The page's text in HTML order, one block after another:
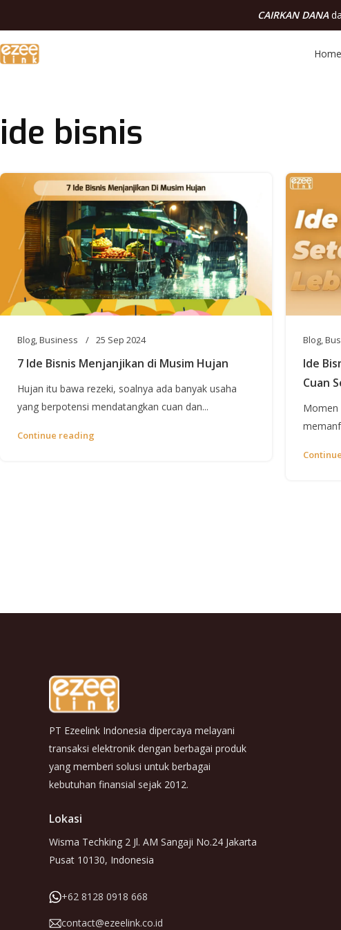
CAIRKAN DANA
Home
ide bisnis
Blog,Business 25 Sep 2024
7 Ide Bisnis Menjanjikan di Musim Hujan
Hujan itu bawa rezeki, soalnya ada banyak usaha
yang berpotensi mendatangkan cuan dan...
Continue reading
Blog,
Ide
Cuan
Momen
PT Ezeelink Indonesia dipercaya melayani
transaksi elektronik dengan berbagai produk
yang memberi solusi untuk berbagai
kebutuhan finansial sejak 2012.
Lokasi
Wisma Techking 2 Jl. AM Sangaji No.24 Jakarta
Pusat 10130, Indonesia
+62 8128 0918 668
contact@ezeelink.co.id